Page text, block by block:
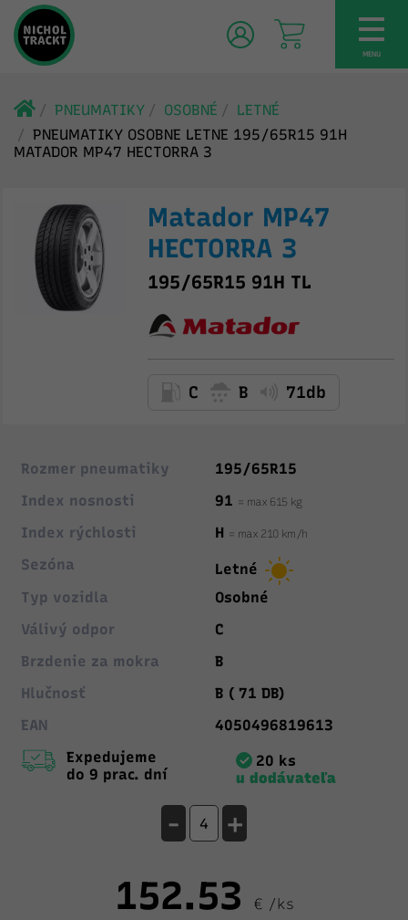
MENU
PNEUMATIKY OSOBNÉ
LETNÉ
PNEUMATIKY OSOBNE LETNE 195/65R15 91H
MATADOR MP47 HECTORRA 3
Matador MP47
HECTORRA 3
195/65R15 91H TL
C B 71db
Rozmer pneumatiky
195/65R15
Index nosnosti
91 = max 615 kg
Index rýchlosti H = max 210 km/h
Sezóna
Letné
Typ vozidla
Osobné
Válivý odpor
C
Brzdenie za mokra
B
Hlučnosť
B ( 71 DB)
EAN
4050496819613
Expedujeme
do 9 prac. dní
20 ks
u dodávateľa
- +
152.53 € /ks